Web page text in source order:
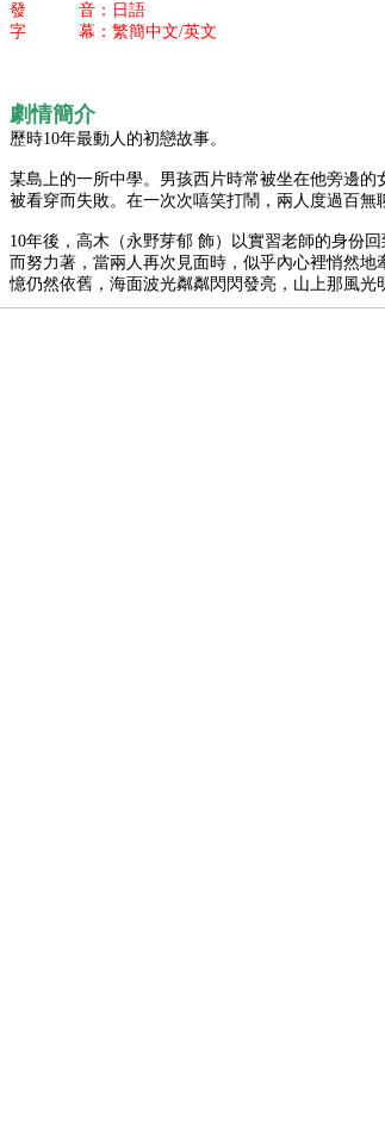
發 音：日語
字 幕：繁簡中文/英文
劇情簡介
歷時10年最動人的初戀故事。
某島上的一所中學。男孩西片時常被坐在他旁邊
被看穿而失敗。在一次次嘻笑打鬧，兩人度過百
10年後，高木（永野芽郁 飾）以實習老師的身份
而努力著，當兩人再次見面時，似乎內心裡悄然
憶仍然依舊，海面波光粼粼閃閃發亮，山上那風光